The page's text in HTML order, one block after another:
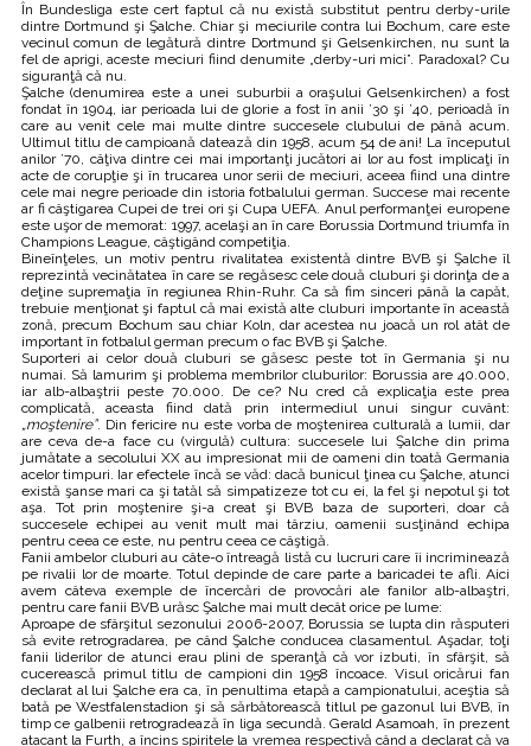
În Bundesliga este cert faptul că nu există substitut pentru derby-urile
dintre Dortmund şi Şalche. Chiar şi meciurile contra lui Bochum, care este
vecinul comun de legătură dintre Dortmund şi Gelsenkirchen, nu sunt la
fel de aprigi, aceste meciuri fiind denumite „derby-uri mici”. Paradoxal? Cu
siguranţă că nu.
Şalche (denumirea este a unei suburbii a oraşului Gelsenkirchen) a fost
fondat în 1904, iar perioada lui de glorie a fost în anii ’30 şi ’40, perioadă în
care au venit cele mai multe dintre succesele clubului de până acum.
Ultimul titlu de campioană datează din 1958, acum 54 de ani! La începutul
anilor ’70, câţiva dintre cei mai importanţi jucători ai lor au fost implicaţi în
acte de corupţie şi în trucarea unor serii de meciuri, aceea fiind una dintre
cele mai negre perioade din istoria fotbalului german. Succese mai recente
ar fi câştigarea Cupei de trei ori şi Cupa UEFA. Anul performanţei europene
este uşor de memorat: 1997, acelaşi an în care Borussia Dortmund triumfa în
Champions League, câştigând competiţia.
Bineînţeles, un motiv pentru rivalitatea existentă dintre BVB şi Şalche îl
reprezintă vecinătatea în care se regăsesc cele două cluburi şi dorinţa de a
deţine supremaţia în regiunea Rhin-Ruhr. Ca să fim sinceri până la capăt,
trebuie menţionat şi faptul că mai există alte cluburi importante în această
zonă, precum Bochum sau chiar Koln, dar acestea nu joacă un rol atât de
important în fotbalul german precum o fac BVB şi Şalche.
Suporteri ai celor două cluburi se găsesc peste tot în Germania şi nu
numai. Să lamurim şi problema membrilor cluburilor: Borussia are 40.000,
iar alb-albaştrii peste 70.000. De ce? Nu cred că explicaţia este prea
complicată, aceasta fiind dată prin intermediul unui singur cuvânt:
„moştenire”. Din fericire nu este vorba de moştenirea culturală a lumii, dar
are ceva de-a face cu (virgulă) cultura: succesele lui Şalche din prima
jumătate a secolului XX au impresionat mii de oameni din toată Germania
acelor timpuri. Iar efectele încă se văd: dacă bunicul ţinea cu Şalche, atunci
există şanse mari ca şi tatăl să simpatizeze tot cu ei, la fel şi nepotul şi tot
aşa. Tot prin moştenire şi-a creat şi BVB baza de suporteri, doar că
succesele echipei au venit mult mai târziu, oamenii susţinând echipa
pentru ceea ce este, nu pentru ceea ce câştigă.
Fanii ambelor cluburi au câte-o întreagă listă cu lucruri care îi incriminează
pe rivalii lor de moarte. Totul depinde de care parte a baricadei te afli. Aici
avem câteva exemple de încercări de provocări ale fanilor alb-albaştri,
pentru care fanii BVB urăsc Şalche mai mult decât orice pe lume:
Aproape de sfârşitul sezonului 2006-2007, Borussia se lupta din răsputeri
să evite retrogradarea, pe când Şalche conducea clasamentul. Aşadar, toţi
fanii liderilor de atunci erau plini de speranţă că vor izbuti, în sfârşit, să
cucerească primul titlu de campioni din 1958 încoace. Visul oricărui fan
declarat al lui Şalche era ca, în penultima etapă a campionatului, aceştia să
bată pe Westfalenstadion şi să sărbătorească titlul pe gazonul lui BVB, în
timp ce galbenii retrogradează în liga secundă. Gerald Asamoah, în prezent
atacant la Furth, a încins spiritele la vremea respectivă când a declarat că va